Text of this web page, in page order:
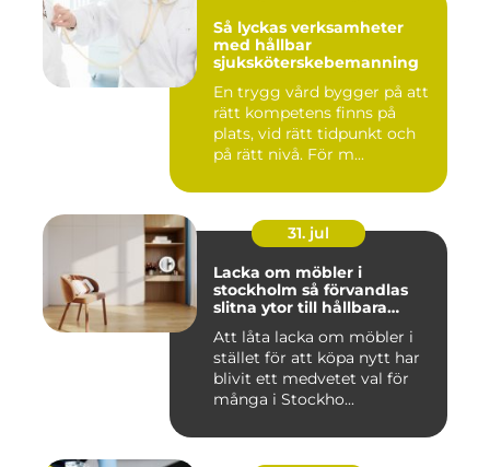
Så lyckas verksamheter
med hållbar
sjuksköterskebemanning
En trygg vård bygger på att
rätt kompetens finns på
plats, vid rätt tidpunkt och
på rätt nivå. För m...
31. jul
Lacka om möbler i
stockholm så förvandlas
slitna ytor till hållbara
Att låta lacka om möbler i
stället för att köpa nytt har
blivit ett medvetet val för
många i Stockho...